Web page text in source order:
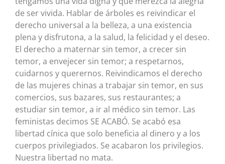
de ser vivida. Hablar de árboles es reivindicar el
derecho universal a la belleza, a una existencia
plena y disfrutona, a la salud, la felicidad y el deseo.
El derecho a maternar sin temor, a crecer sin
temor, a envejecer sin temor; a respetarnos,
cuidarnos y querernos. Reivindicamos el derecho
de las mujeres chinas a trabajar sin temor, en sus
comercios, sus bazares, sus restaurantes; a
estudiar sin temor, a ir al médico sin temor. Las
feministas decimos SE ACABÓ. Se acabó esa
libertad cínica que solo beneficia al dinero y a los
cuerpos privilegiados. Se acabaron los privilegios.
Nuestra libertad no mata.